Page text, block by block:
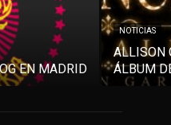
EN MADRID
NOTICIAS
ALLISON
ÁLBUM